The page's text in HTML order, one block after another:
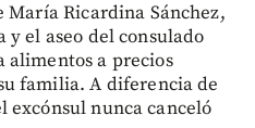
María Ricardina Sánchez,
el aseo del consulado
alimentos a precios
familia. A diferencia de
excónsul nunca canceló